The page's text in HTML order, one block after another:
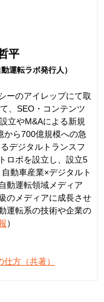
平
運転ラボ発行人）
ーのアイレップにて取
、SEO・コンテンツ
立やM&Aによる新規
から700億規模への急
デジタルトランスフ
ロボを設立し、設立5
動車産業×デジタルト
動運転領域メディア
のメディアに成長させ
運転系の技術や企業の
）
方（共著）